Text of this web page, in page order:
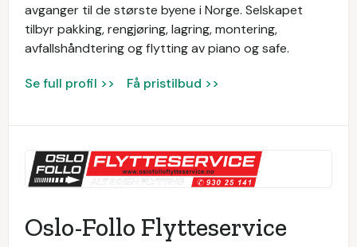
avganger til de største byene i Norge. Selskapet
tilbyr pakking, rengjøring, lagring, montering,
avfallshåndtering og flytting av piano og safe.
Se full profil >> Få pristilbud >>
Oslo-Follo Flytteservice